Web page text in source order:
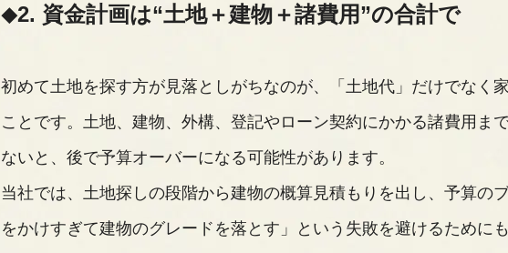
2. 資金計画は“土地＋建物＋諸費用”の合計で
初めて土地を探す方が見落としがちなのが、「土地代」だけでなく
ことです。土地、建物、外構、登記やローン契約にかかる諸費用ま
ないと、後で予算オーバーになる可能性があります。
当社では、土地探しの段階から建物の概算見積もりを出し、予算の
をかけすぎて建物のグレードを落とす」という失敗を避けるために